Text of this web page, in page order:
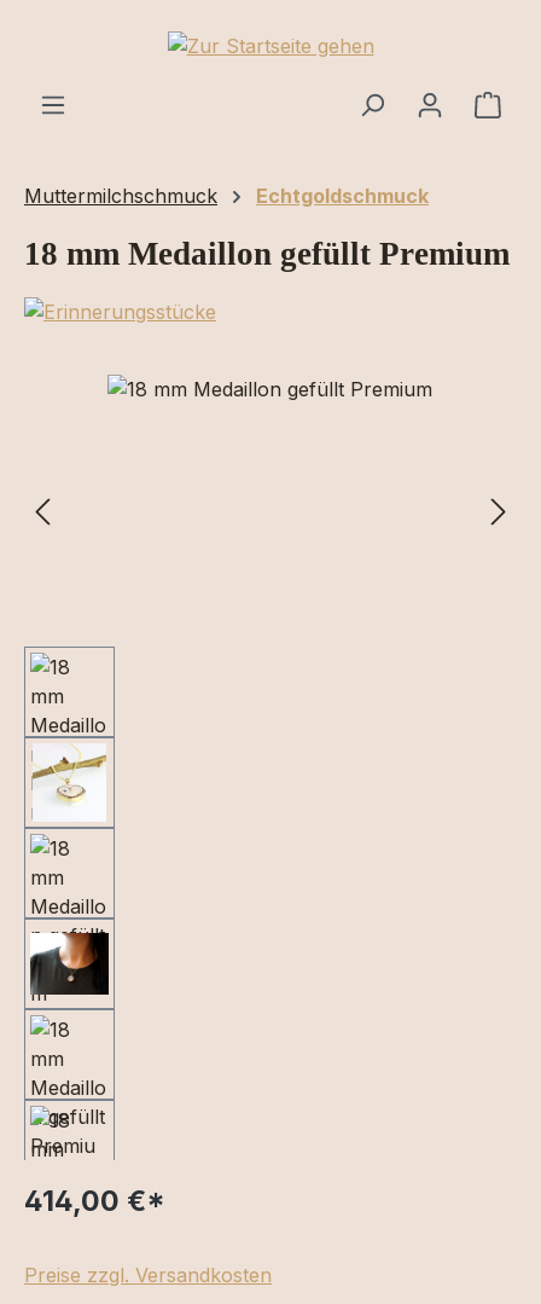
Zum Hauptinhalt springen
Muttermilchschmuck Echtgoldschmuck
18 mm Medaillon gefüllt Premium
Bildergalerie überspringen
414,00 €*
Preise zzgl. Versandkosten